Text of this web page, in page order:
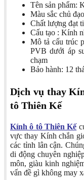
Tên sản phẩm:
Màu sắc chủ
Chất lượng đạt
Cấu tạo : Kính
Mô tả cấu trúc
PVB dưới áp
chạm
Bảo hành: 12
Dịch vụ thay
tô Thiên Kế
Kính ô tô Thiên Kế
vực thay Kính chắn
các tỉnh lân cận.
di động chuyên
môn, giàu kinh
vấn đề gì không may